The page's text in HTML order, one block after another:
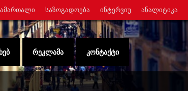
ᲡᲐᲖᲝᲒᲐᲓᲝᲔᲑᲐ ᲘᲜᲢᲔᲠᲕᲘᲣ ᲐᲜᲐᲚᲘᲢᲘᲙᲐ
ᲠᲔᲙᲚᲐᲛᲐ ᲙᲝᲜᲢᲐᲥᲢᲘ